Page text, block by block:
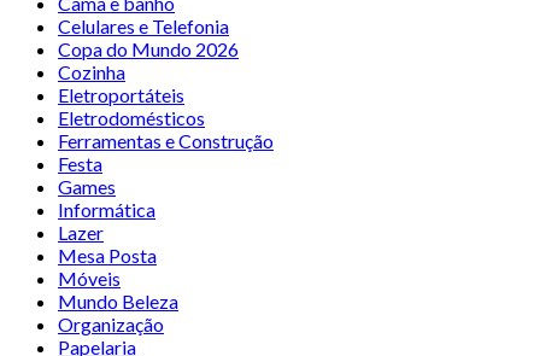
Celulares e Telefonia
Copa do Mundo 2026
Cozinha
Eletroportáteis
Eletrodomésticos
Ferramentas e Construção
Festa
Games
Informática
Lazer
Mesa Posta
Móveis
Mundo Beleza
Organização
Papelaria